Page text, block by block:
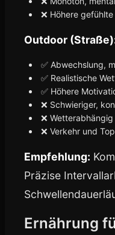
❌ Höhere
Outdoor
✅ Abwechslung,
✅ Realistische
✅ Höhere
❌ Schwieriger,
❌ Wetterabhängig
❌ Verkehr und
Empfehlung:
Präzise
Ernährung